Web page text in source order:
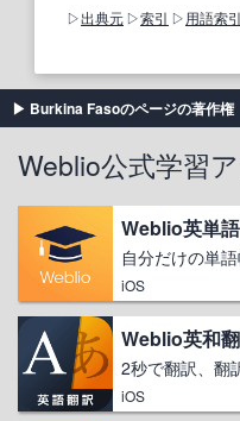
出典元 索引 用語索引
Burkina Fasoのページの著作権
Weblio公式学習
Weblio英単
自分だけの単
iOS
Weblio英和
2秒で翻訳、翻
iOS